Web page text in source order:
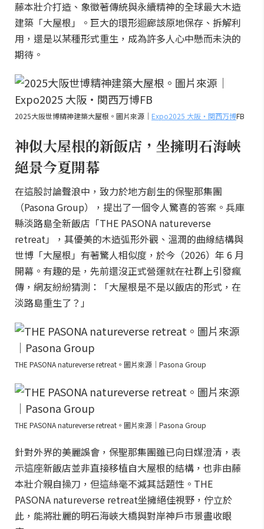
藤本壯介打造、象徵著傳統與永續精神的全球最大木造
建築「大屋根」。巨大的環形迴廊該原地保存、拆解利
用，還是以某種形式重生，成為許多人心中懸而未決的
期待。
2025大阪世博精神建築大屋根。圖片來源｜ Expo2025 大阪・関西万博FB
神似大屋根的新飯店，坐擁明石海峽
絕景今夏開幕
在這股討論聲浪中，致力於地方創生的保聖那集團
（Pasona Group），提出了一個令人驚喜的答案。兵庫
縣淡路島全新飯店「THE PASONA natureverse
retreat」，其優美的木造弧形外觀、溫潤的曲線結構與
世博「大屋根」有著驚人相似度，於今（2026）年 6 月
開幕。有趣的是，先前還沒正式營運就在社群上引發瘋
傳，網友紛紛猜測：「大屋根是不是以飯店的形式，在
淡路島重生了？」
THE PASONA natureverse retreat。圖片來源｜Pasona Group
THE PASONA natureverse retreat。圖片來源｜Pasona Group
針對外界的美麗誤會，保聖那集團雖已向日媒澄清，表
示這座新飯店並非直接移植自大屋根的結構，也非由藤
本壯介親自操刀，但這絲毫不減其話題性。THE
PASONA natureverse retreat坐擁絕佳視野，佇立於
此，能將壯麗的明石海峽大橋與對岸神戶市景盡收眼